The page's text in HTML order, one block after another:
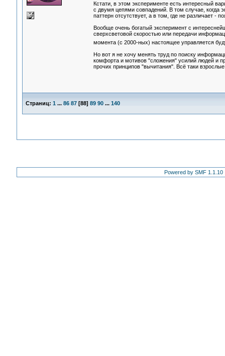
Кстати, в этом эксперименте есть интересный
с двумя цепями совпадений. В том случае, когда
паттерн отсутствует, а в том, где не различает -
Вообще очень богатый эксперимент с
сверхсветовой скоростью или передачи
момента (с 2000-ных) настоящее управляется
Но вот я не хочу менять труд по поиску
комфорта и мотивов "сложения" усилий людей и
прочих принципов "вычитания". Всё таки
Страниц: 1 ... 86 87[88] 89 90 ... 140
Powered by SMF 1.1.10